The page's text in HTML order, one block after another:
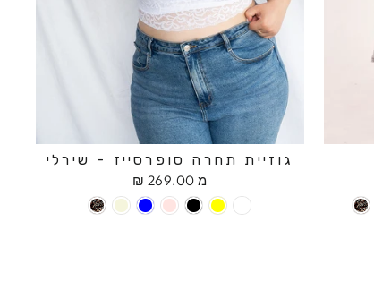
גוזיית תחרה סופרסייז - שירלי
מ 269.00 ₪